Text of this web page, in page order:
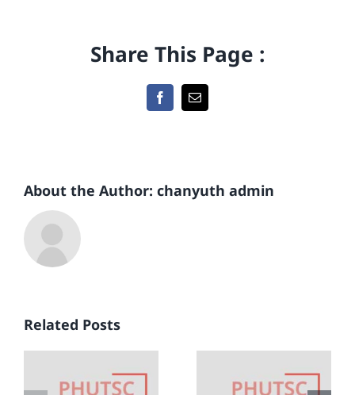
Share This Page :
FacebookEmail
About the Author: chanyuth admin
Related Postsออมทรัพย์
ชาว
พฤหัสบดี
ชาว
พฤหัสบดี